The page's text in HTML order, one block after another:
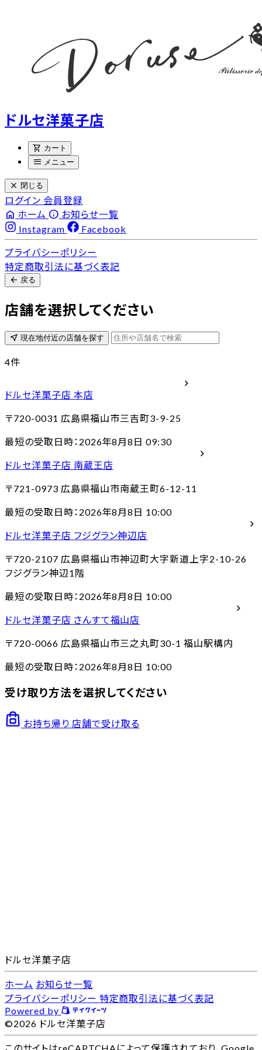
ドルセ洋菓子店
shopping_cart カート
menu メニュー
close 閉じる
ログイン 会員登録
home ホーム info お知らせ一覧
Instagram
Facebook
プライバシーポリシー
特定商取引法に基づく表記
arrow_back 戻る
店舗を選択してください
near_me 現在地付近の店舗を探す
4件
ドルセ洋菓子店 本店
〒720-0031 広島県福山市三吉町3-9-25
最短の受取日時：2026年8月8日 09:30
chevron_right
ドルセ洋菓子店 南蔵王店
〒721-0973 広島県福山市南蔵王町6-12-11
最短の受取日時：2026年8月8日 10:00
chevron_right
ドルセ洋菓子店 フジグラン神辺店
〒720-2107 広島県福山市神辺町大字新道上字2-10-26
フジグラン神辺1階
最短の受取日時：2026年8月8日 10:00
chevron_right
ドルセ洋菓子店 さんすて福山店
〒720-0066 広島県福山市三之丸町30-1 福山駅構内
最短の受取日時：2026年8月8日 10:00
chevron_right
受け取り方法を選択してください
お持ち帰り 店舗で受け取る
ドルセ洋菓子店
ホーム お知らせ一覧
プライバシーポリシー 特定商取引法に基づく表記
Powered by
©2026 ドルセ洋菓子店